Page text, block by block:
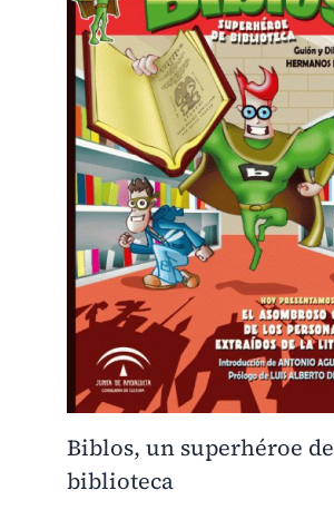
Biblos, un superhéroe de
biblioteca